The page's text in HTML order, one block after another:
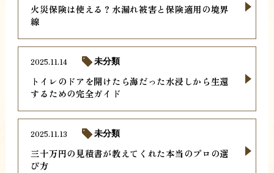
火災保険は使える？水漏れ被害と保険適用の境界
線
トイレのドアを開けたら海だった水浸しから生還
するための完全ガイド
2025.11.14 未分類
三十万円の見積書が教えてくれた本当のプロの選
び方
2025.11.13 未分類